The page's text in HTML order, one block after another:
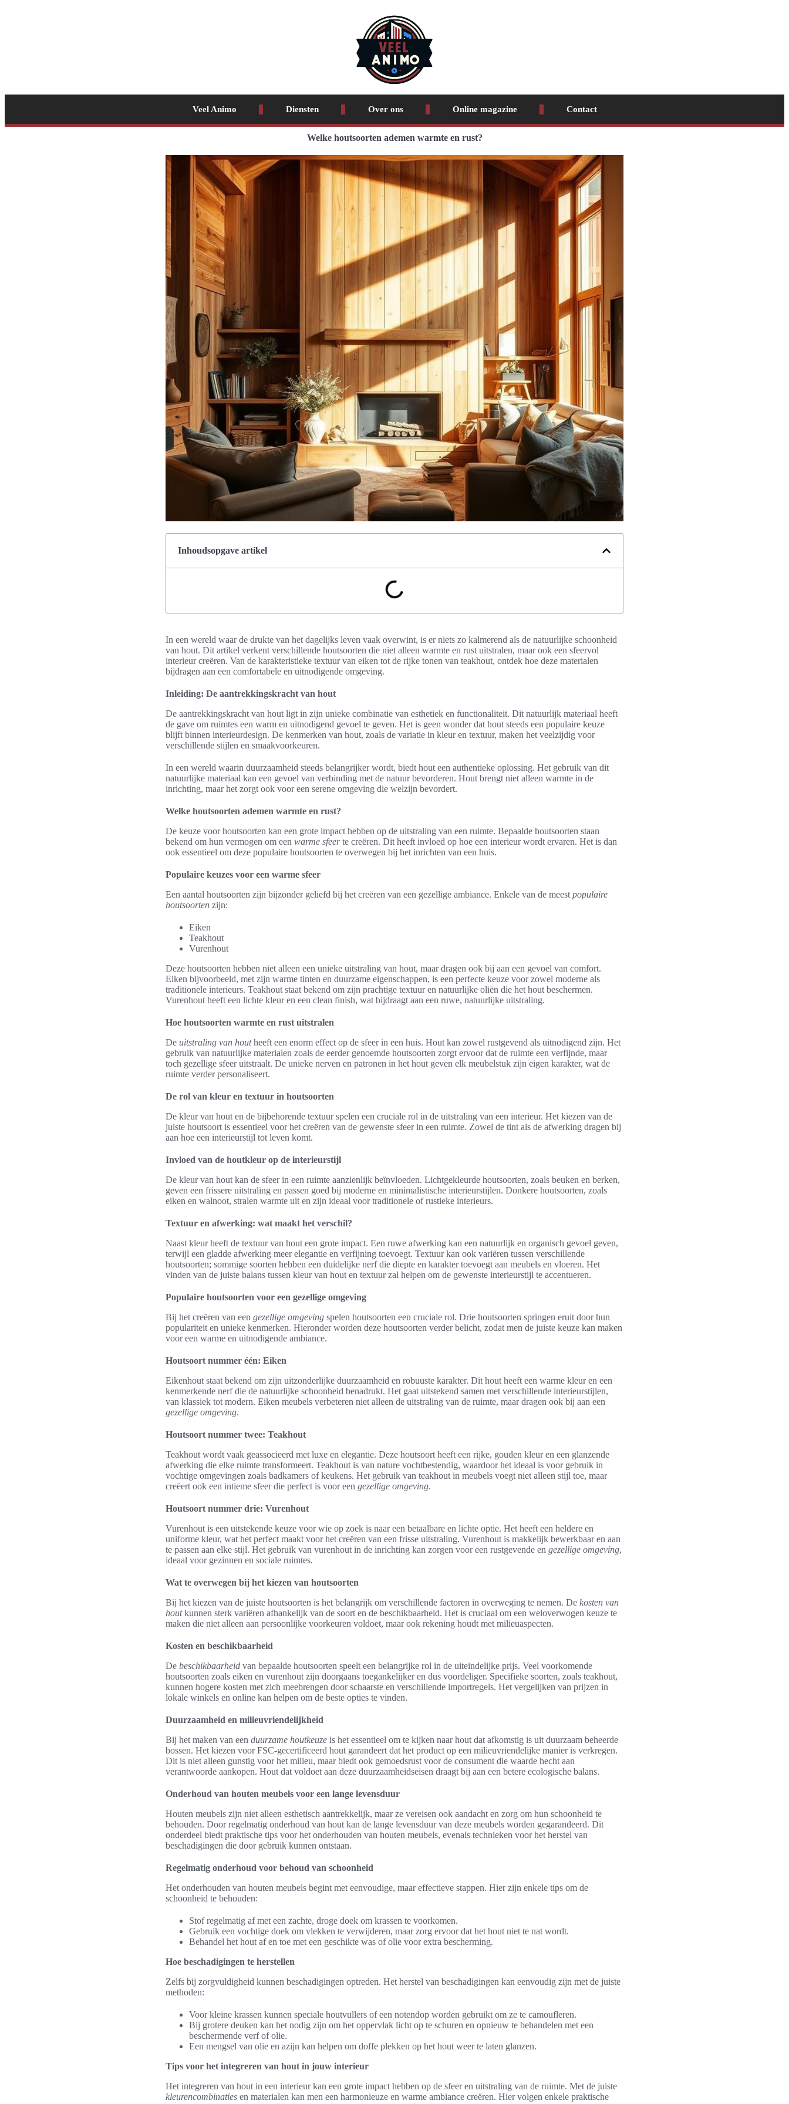
Veel Animo Diensten Over ons Online magazine Contact
Welke houtsoorten ademen warmte en rust?
Inhoudsopgave artikel
In een wereld waar de drukte van het dagelijks leven vaak overwint, is er niets zo kalmerend als de natuurlijke schoonheid
van hout. Dit artikel verkent verschillende houtsoorten die niet alleen warmte en rust uitstralen, maar ook een sfeervol
interieur creëren. Van de karakteristieke textuur van eiken tot de rijke tonen van teakhout, ontdek hoe deze materialen
bijdragen aan een comfortabele en uitnodigende omgeving.
Inleiding: De aantrekkingskracht van hout
De aantrekkingskracht van hout ligt in zijn unieke combinatie van esthetiek en functionaliteit. Dit natuurlijk materiaal heeft
de gave om ruimtes een warm en uitnodigend gevoel te geven. Het is geen wonder dat hout steeds een populaire keuze
blijft binnen interieurdesign. De kenmerken van hout, zoals de variatie in kleur en textuur, maken het veelzijdig voor
verschillende stijlen en smaakvoorkeuren.
In een wereld waarin duurzaamheid steeds belangrijker wordt, biedt hout een authentieke oplossing. Het gebruik van dit
natuurlijke materiaal kan een gevoel van verbinding met de natuur bevorderen. Hout brengt niet alleen warmte in de
inrichting, maar het zorgt ook voor een serene omgeving die welzijn bevordert.
Welke houtsoorten ademen warmte en rust?
De keuze voor houtsoorten kan een grote impact hebben op de uitstraling van een ruimte. Bepaalde houtsoorten staan
bekend om hun vermogen om een warme sfeerte creëren. Dit heeft invloed op hoe een interieur wordt ervaren. Het is dan
ook essentieel om deze populaire houtsoorten te overwegen bij het inrichten van een huis.
Populaire keuzes voor een warme sfeer
Een aantal houtsoorten zijn bijzonder geliefd bij het creëren van een gezellige ambiance. Enkele van de meest populaire
houtsoorten zijn:
Eiken
Teakhout
Vurenhout
Deze houtsoorten hebben niet alleen een unieke uitstraling van hout, maar dragen ook bij aan een gevoel van comfort.
Eiken bijvoorbeeld, met zijn warme tinten en duurzame eigenschappen, is een perfecte keuze voor zowel moderne als
traditionele interieurs. Teakhout staat bekend om zijn prachtige textuur en natuurlijke oliën die het hout beschermen.
Vurenhout heeft een lichte kleur en een clean finish, wat bijdraagt aan een ruwe, natuurlijke uitstraling.
Hoe houtsoorten warmte en rust uitstralen
De uitstraling van houtheeft een enorm effect op de sfeer in een huis. Hout kan zowel rustgevend als uitnodigend zijn. Het
gebruik van natuurlijke materialen zoals de eerder genoemde houtsoorten zorgt ervoor dat de ruimte een verfijnde, maar
toch gezellige sfeer uitstraalt. De unieke nerven en patronen in het hout geven elk meubelstuk zijn eigen karakter, wat de
ruimte verder personaliseert.
De rol van kleur en textuur in houtsoorten
De kleur van hout en de bijbehorende textuur spelen een cruciale rol in de uitstraling van een interieur. Het kiezen van de
juiste houtsoort is essentieel voor het creëren van de gewenste sfeer in een ruimte. Zowel de tint als de afwerking dragen bij
aan hoe een interieurstijl tot leven komt.
Invloed van de houtkleur op de interieurstijl
De kleur van hout kan de sfeer in een ruimte aanzienlijk beïnvloeden. Lichtgekleurde houtsoorten, zoals beuken en berken,
geven een frissere uitstraling en passen goed bij moderne en minimalistische interieurstijlen. Donkere houtsoorten, zoals
eiken en walnoot, stralen warmte uit en zijn ideaal voor traditionele of rustieke interieurs.
Textuur en afwerking: wat maakt het verschil?
Naast kleur heeft de textuur van hout een grote impact. Een ruwe afwerking kan een natuurlijk en organisch gevoel geven,
terwijl een gladde afwerking meer elegantie en verfijning toevoegt. Textuur kan ook variëren tussen verschillende
houtsoorten; sommige soorten hebben een duidelijke nerf die diepte en karakter toevoegt aan meubels en vloeren. Het
vinden van de juiste balans tussen kleur van hout en textuur zal helpen om de gewenste interieurstijl te accentueren.
Populaire houtsoorten voor een gezellige omgeving
Bij het creëren van een gezellige omgeving spelen houtsoorten een cruciale rol. Drie houtsoorten springen eruit door hun
populariteit en unieke kenmerken. Hieronder worden deze houtsoorten verder belicht, zodat men de juiste keuze kan maken
voor een warme en uitnodigende ambiance.
Houtsoort nummer één: Eiken
Eikenhout staat bekend om zijn uitzonderlijke duurzaamheid en robuuste karakter. Dit hout heeft een warme kleur en een
kenmerkende nerf die de natuurlijke schoonheid benadrukt. Het gaat uitstekend samen met verschillende interieurstijlen,
van klassiek tot modern. Eiken meubels verbeteren niet alleen de uitstraling van de ruimte, maar dragen ook bij aan een
gezellige omgeving.
Houtsoort nummer twee: Teakhout
Teakhout wordt vaak geassocieerd met luxe en elegantie. Deze houtsoort heeft een rijke, gouden kleur en een glanzende
afwerking die elke ruimte transformeert. Teakhout is van nature vochtbestendig, waardoor het ideaal is voor gebruik in
vochtige omgevingen zoals badkamers of keukens. Het gebruik van teakhout in meubels voegt niet alleen stijl toe, maar
creëert ook een intieme sfeer die perfect is voor een gezellige omgeving.
Houtsoort nummer drie: Vurenhout
Vurenhout is een uitstekende keuze voor wie op zoek is naar een betaalbare en lichte optie. Het heeft een heldere en
uniforme kleur, wat het perfect maakt voor het creëren van een frisse uitstraling. Vurenhout is makkelijk bewerkbaar en aan
te passen aan elke stijl. Het gebruik van vurenhout in de inrichting kan zorgen voor een rustgevende en gezellige omgeving,
ideaal voor gezinnen en sociale ruimtes.
Wat te overwegen bij het kiezen van houtsoorten
Bij het kiezen van de juiste houtsoorten is het belangrijk om verschillende factoren in overweging te nemen. De kosten van
houtkunnen sterk variëren afhankelijk van de soort en de beschikbaarheid. Het is cruciaal om een weloverwogen keuze te
maken die niet alleen aan persoonlijke voorkeuren voldoet, maar ook rekening houdt met milieuaspecten.
Kosten en beschikbaarheid
De beschikbaarheid van bepaalde houtsoorten speelt een belangrijke rol in de uiteindelijke prijs. Veel voorkomende
houtsoorten zoals eiken en vurenhout zijn doorgaans toegankelijker en dus voordeliger. Specifieke soorten, zoals teakhout,
kunnen hogere kosten met zich meebrengen door schaarste en verschillende importregels. Het vergelijken van prijzen in
lokale winkels en online kan helpen om de beste opties te vinden.
Duurzaamheid en milieuvriendelijkheid
Bij het maken van een duurzame houtkeuze is het essentieel om te kijken naar hout dat afkomstig is uit duurzaam beheerde
bossen. Het kiezen voor FSC-gecertificeerd hout garandeert dat het product op een milieuvriendelijke manier is verkregen.
Dit is niet alleen gunstig voor het milieu, maar biedt ook gemoedsrust voor de consument die waarde hecht aan
verantwoorde aankopen. Hout dat voldoet aan deze duurzaamheidseisen draagt bij aan een betere ecologische balans.
Onderhoud van houten meubels voor een lange levensduur
Houten meubels zijn niet alleen esthetisch aantrekkelijk, maar ze vereisen ook aandacht en zorg om hun schoonheid te
behouden. Door regelmatig onderhoud van hout kan de lange levensduur van deze meubels worden gegarandeerd. Dit
onderdeel biedt praktische tips voor het onderhouden van houten meubels, evenals technieken voor het herstel van
beschadigingen die door gebruik kunnen ontstaan.
Regelmatig onderhoud voor behoud van schoonheid
Het onderhouden van houten meubels begint met eenvoudige, maar effectieve stappen. Hier zijn enkele tips om de
schoonheid te behouden:
Stof regelmatig af met een zachte, droge doek om krassen te voorkomen.
Gebruik een vochtige doek om vlekken te verwijderen, maar zorg ervoor dat het hout niet te nat wordt.
Behandel het hout af en toe met een geschikte was of olie voor extra bescherming.
Hoe beschadigingen te herstellen
Zelfs bij zorgvuldigheid kunnen beschadigingen optreden. Het herstel van beschadigingen kan eenvoudig zijn met de juiste
methoden:
Voor kleine krassen kunnen speciale houtvullers of een notendop worden gebruikt om ze te camoufleren.
Bij grotere deuken kan het nodig zijn om het oppervlak licht op te schuren en opnieuw te behandelen met een
beschermende verf of olie.
Een mengsel van olie en azijn kan helpen om doffe plekken op het hout weer te laten glanzen.
Tips voor het integreren van hout in jouw interieur
Het integreren van hout in een interieur kan een grote impact hebben op de sfeer en uitstraling van de ruimte. Met de juiste
kleurencombinaties en materialen kan men een harmonieuze en warme ambiance creëren. Hier volgen enkele praktische